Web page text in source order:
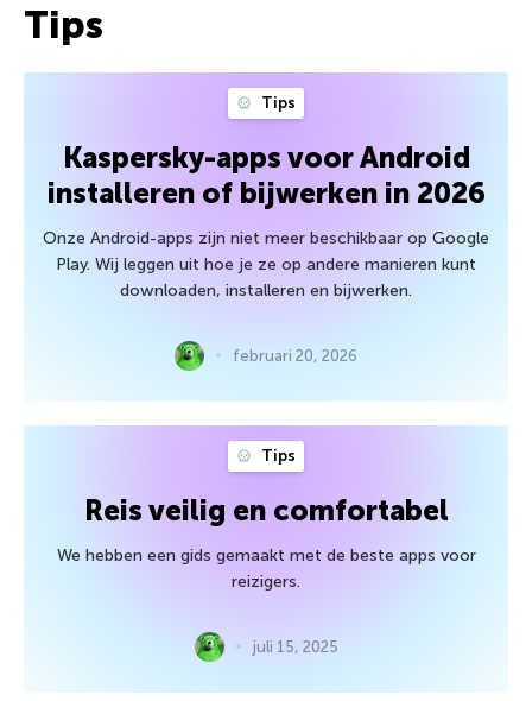
Tips
Tips
Kaspersky-apps voor Android
installeren of bijwerken in 2026
Onze Android-apps zijn niet meer beschikbaar op Google
Play. Wij leggen uit hoe je ze op andere manieren kunt
downloaden, installeren en bijwerken.
februari 20, 2026
Tips
Reis veilig en comfortabel
We hebben een gids gemaakt met de beste apps voor
reizigers.
juli 15, 2025